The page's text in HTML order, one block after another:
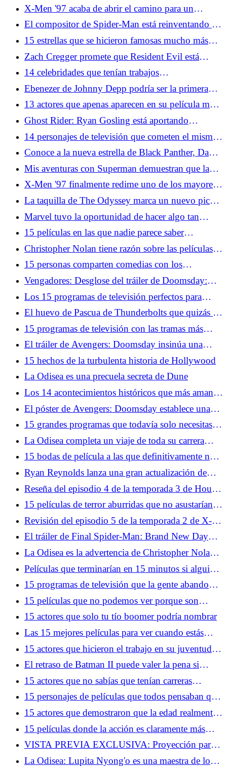
DreamWorks Animation a los días de gloria de los
90
X-Men '97 acaba de abrir el camino para un
personaje favorito de los fanáticos
El compositor de Spider-Man está reinventando el
tema de Spidey en Brand New Day
15 estrellas que se hicieron famosas mucho más
tarde de lo que crees
Zach Cregger promete que Resident Evil está
estructurado exactamente como los juegos de la
vieja escuela
14 celebridades que tenían trabajos
sorprendentemente comunes antes de la fama
Ebenezer de Johnny Depp podría ser la primera
película de terror basada en un cuento de Navidad
13 actores que apenas aparecen en su película más
famosa
Ghost Rider: Ryan Gosling está aportando
Kenough Energy al MCU
14 personajes de televisión que cometen el mismo
error una y otra vez
Conoce a la nueva estrella de Black Panther, David
Jonsson
Mis aventuras con Superman demuestran que la
muerte de Superman fue más que un truco de
ventas
X-Men '97 finalmente redime uno de los mayores
errores de la serie original
La taquilla de The Odyssey marca un nuevo pico
para Nolan, un nuevo mínimo para los
descontentos de las redes sociales
Marvel tuvo la oportunidad de hacer algo tan
divertido con Avengers: Doomsday en SDCC
2026
15 películas en las que nadie parece saber
realmente lo que pasó
Christopher Nolan tiene razón sobre las películas
de terror y es exactamente por eso que debería
hacer una
15 personas comparten comedias con los
personajes principales más desagradables
Vengadores: Desglose del tráiler de Doomsday:
Doctor Doom, X-Men, Capitán América regresa
Los 15 programas de televisión perfectos para
adolescentes de la década de 2000
El huevo de Pascua de Thunderbolts que quizás te
hayas perdido en el tráiler de Avengers: Doomsday
15 programas de televisión con las tramas más
repetitivas
El tráiler de Avengers: Doomsday insinúa una
historia oscura de Ant-Man
15 hechos de la turbulenta historia de Hollywood
La Odisea es una precuela secreta de Dune
Los 14 acontecimientos históricos que más aman
los geeks
El póster de Avengers: Doomsday establece una
increíble historia de Doctor Strange
15 grandes programas que todavía solo necesitas
ver una vez
La Odisea completa un viaje de toda su carrera
hacia el mayor miedo de Christopher Nolan
15 bodas de película a las que definitivamente nos
opondríamos
Ryan Reynolds lanza una gran actualización de
Deadpool 4 y la mayor pista de los Vengadores
hasta el momento
Reseña del episodio 4 de la temporada 3 de House
of the Dragon: Los diarios de Tumbleton
15 películas de terror aburridas que no asustarían a
un gato
Revisión del episodio 5 de la temporada 2 de X-
Men '97: una breve parada en Arma X
El tráiler de Final Spider-Man: Brand New Day
confirma que Peter y MJ siempre serán el final del
juego
La Odisea es la advertencia de Christopher Nolan
sobre el inminente colapso de nuestro mundo
Películas que terminarían en 15 minutos si alguien
tuviera sentido común
15 programas de televisión que la gente abandonó
después de un solo episodio
15 películas que no podemos ver porque son
demasiado buenas
15 actores que solo tu tío boomer podría nombrar
Las 15 mejores películas para ver cuando estás
superando una ruptura
15 actores que hicieron el trabajo en su juventud y
en su vejez
El retraso de Batman II puede valer la pena si
conseguimos una obra maestra
15 actores que no sabías que tenían carreras
completamente diferentes
15 personajes de películas que todos pensaban que
eran los villanos... hasta que crecieron
15 actores que demostraron que la edad realmente
es solo un número
15 películas donde la acción es claramente más
importante que la trama
VISTA PREVIA EXCLUSIVA: Proyección para
fans de la temporada 2 de Dark Matter y obsequio
especial en la Comic-Con de San Diego
La Odisea: Lupita Nyong'o es una maestra de los